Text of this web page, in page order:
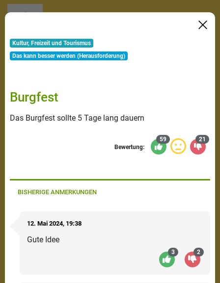
Kultur, Freizeit und Tourismus
Das kann besser werden (Herausforderung)
Burgfest
Das Burgfest sollte 5 Tage lang dauern
Bewertung:
59 21
BISHERIGE ANMERKUNGEN
12. Mai 2024, 19:38
Gute Idee
3 2